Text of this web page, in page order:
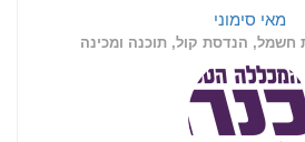
מאי סימוני
חשמל, הנדסת קול, תוכנה ומכינה